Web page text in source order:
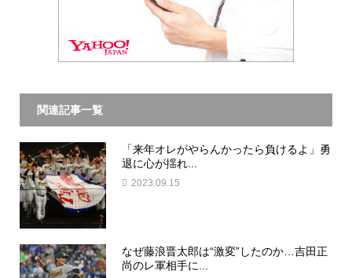
関連記事一覧
「来年オレがやらんかったら負けるよ」勇
退に心が揺れ...
2023.09.15
なぜ藤浪晋太郎は“激変”したのか…吉田正
尚のレ軍相手に...